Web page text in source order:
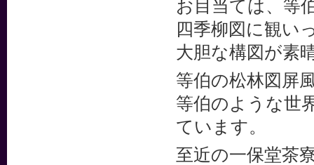
お目当ては、等
四季柳図に観い
大胆な構図が素
等伯の松林図屏
等伯のような世
ています。
至近の一保堂茶